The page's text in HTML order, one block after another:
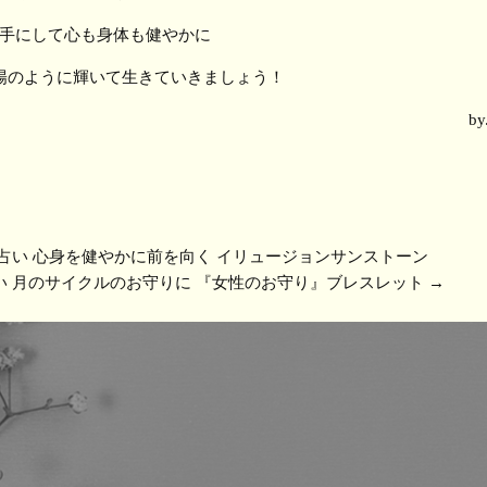
手にして心も身体も健やかに
のように輝いて生きていきましょう！
い 心身を健やかに前を向く イリュージョンサンストーン
月のサイクルのお守りに 『女性のお守り』ブレスレット
→